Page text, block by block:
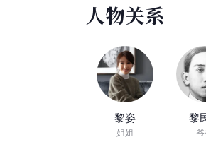
人物关系
黎姿
姐姐
黎